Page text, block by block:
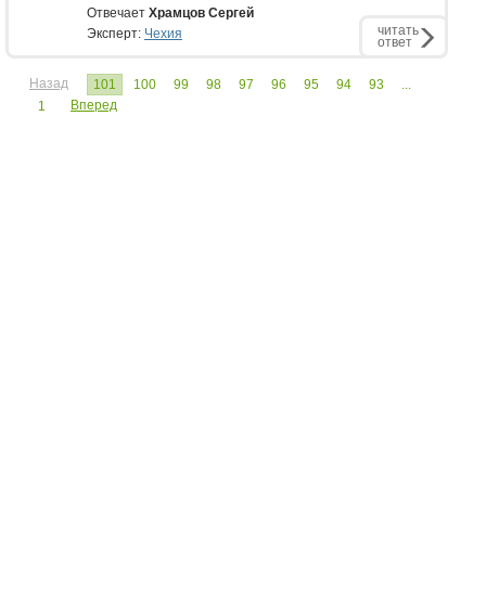
Отвечает Храмцов Сергей
Эксперт: Чехия читать
ответ
Назад 101 100 99 98 97 96 95 94 93
...
1
Вперед